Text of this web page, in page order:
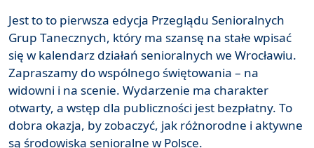
Jest to to pierwsza edycja Przeglądu Senioralnych
Grup Tanecznych, który ma szansę na stałe wpisać
się w kalendarz działań senioralnych we Wrocławiu.
Zapraszamy do wspólnego świętowania – na
widowni i na scenie. Wydarzenie ma charakter
otwarty, a wstęp dla publiczności jest bezpłatny. To
dobra okazja, by zobaczyć, jak różnorodne i aktywne
są środowiska senioralne w Polsce.